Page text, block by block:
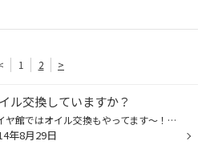
1 2 >
ル交換していますか？
タイヤ館ではオイル交換もやってます～！！ オイル交換の目安は3000kmまたは3ヵ月です。 エンジンオイルは車にとってとても重要な潤滑油なのです！！ 人間で言えば血液のようなものなのです。 ドロドロの血液では身体に悪いですよね・・・ 車もドロドロに汚れたオイルのままだとエンジンに負担がか...
年8月29日